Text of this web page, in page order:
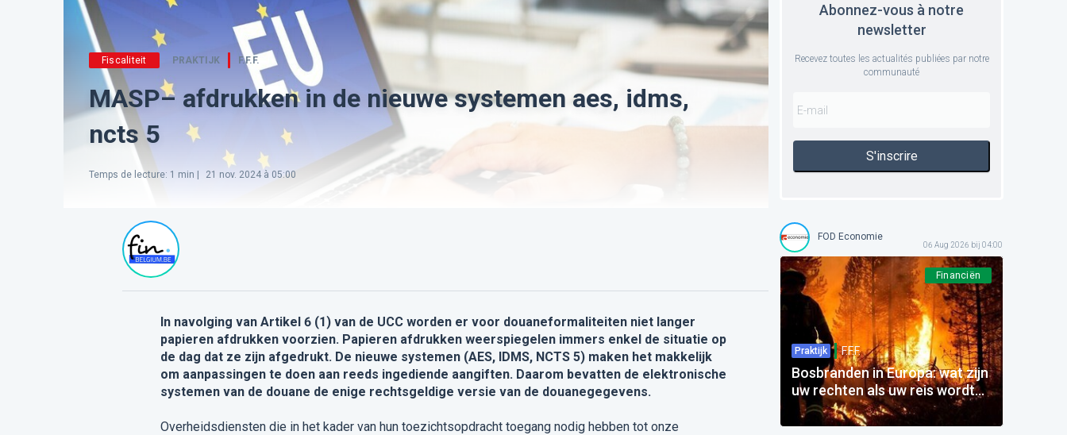
Fiscaliteit PRAKTIJK F.F.F.
MASP– afdrukken in de nieuwe systemen aes, idms,
ncts 5
Temps de lecture: 1 min | 21 nov. 2024 à 05:00
In navolging van Artikel 6 (1) van de UCC worden er voor douaneformaliteiten niet langer
papieren afdrukken voorzien. Papieren afdrukken weerspiegelen immers enkel de situatie op
de dag dat ze zijn afgedrukt. De nieuwe systemen (AES, IDMS, NCTS 5) maken het makkelijk
om aanpassingen te doen aan reeds ingediende aangiften. Daarom bevatten de elektronische
systemen van de douane de enige rechtsgeldige versie van de douanegegevens.
Overheidsdiensten die in het kader van hun toezichtsopdracht toegang nodig hebben tot onze
Abonnez-vous à notre
newsletter
Recevez toutes les actualités publiées par notre
communauté
S'inscrire
FOD Economie
06 Aug 2026 bij 04:00
Financiën
Praktijk F.F.F.
Bosbranden in Europa: wat zijn
uw rechten als uw reis wordt
beïnvloed?